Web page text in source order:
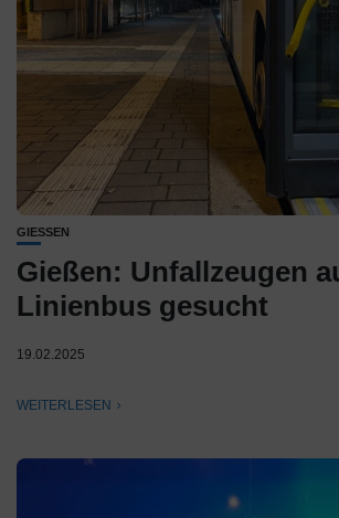
GIESSEN
Gießen: Unfallzeugen
Linienbus gesucht
19.02.2025
WEITERLESEN